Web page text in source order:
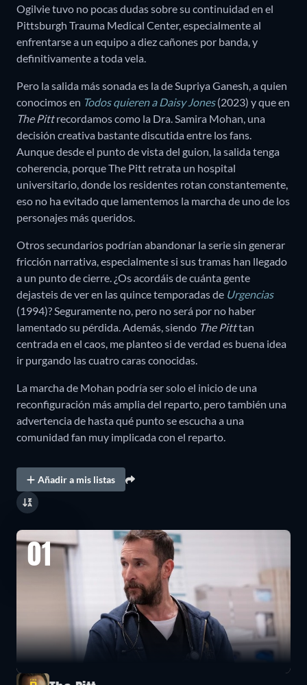
Ogilvie tuvo no pocas dudas sobre su continuidad en el
Pittsburgh Trauma Medical Center, especialmente al
enfrentarse a un equipo a diez cañones por banda, y
definitivamente a toda vela.
Pero la salida más sonada es la de Supriya Ganesh, a quien
conocimos en Todos quieren a Daisy Jones(2023) y que en
The Pittrecordamos como la Dra. Samira Mohan, una
decisión creativa bastante discutida entre los fans.
Aunque desde el punto de vista del guion, la salida tenga
coherencia, porque The Pitt retrata un hospital
universitario, donde los residentes rotan constantemente,
eso no ha evitado que lamentemos la marcha de uno de los
personajes más queridos.
Otros secundarios podrían abandonar la serie sin generar
fricción narrativa, especialmente si sus tramas han llegado
a un punto de cierre. ¿Os acordáis de cuánta gente
dejasteis de ver en las quince temporadas de Urgencias
(1994)? Seguramente no, pero no será por no haber
lamentado su pérdida. Además, siendo The Pitttan
centrada en el caos, me planteo si de verdad es buena idea
ir purgando las cuatro caras conocidas.
La marcha de Mohan podría ser solo el inicio de una
reconfiguración más amplia del reparto, pero también una
advertencia de hasta qué punto se escucha a una
comunidad fan muy implicada con el reparto.
Añadir a mis listas
01